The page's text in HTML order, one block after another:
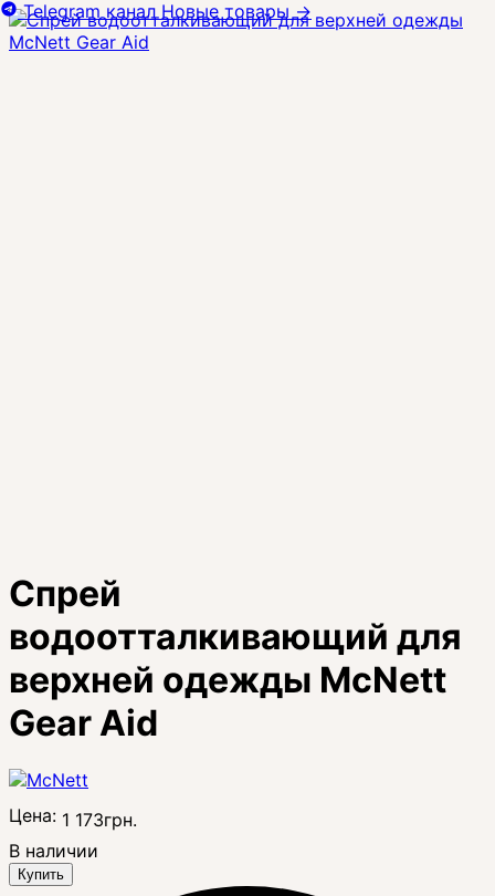
Спрей
водоотталкивающий для
верхней одежды McNett
Gear Aid
Цена: 1 173грн.
В наличии
Купить
Telegram канал Новые товары→